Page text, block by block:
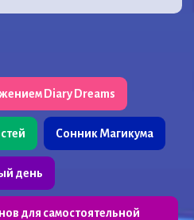
Diary Dreams
Сонник Магикума
день
для самостоятельной